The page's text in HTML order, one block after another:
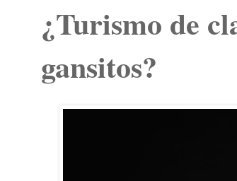
¿Turismo de
gansitos?